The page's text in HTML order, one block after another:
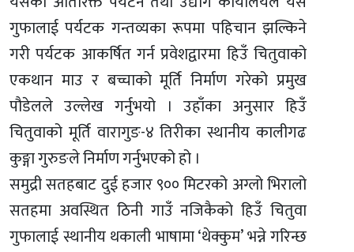
गुफालाई पर्यटक गन्तव्यका रूपमा पहिचान झल्किने
गरी पर्यटक आकर्षित गर्न प्रवेशद्वारमा हिउँ चितुवाको
एकथान माउ र बच्चाको मूर्ति निर्माण गरेको प्रमुख
पौडेलले उल्लेख गर्नुभयो । उहाँका अनुसार हिउँ
चितुवाको मूर्ति वारागुङ-४ तिरीका स्थानीय कालीगढ
कुङ्गा गुरुङले निर्माण गर्नुभएको हो ।
समुद्री सतहबाट दुई हजार ९०० मिटरको अग्लो भिरालो
सतहमा अवस्थित ठिनी गाउँ नजिकैको हिउँ चितुवा
गुफालाई स्थानीय थकाली भाषामा ‘थेक्कुम’ भन्ने गरिन्छ